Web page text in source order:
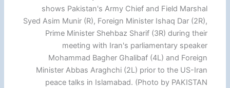
shows Pakistan's Army Chief and Field Marshal
Syed Asim Munir (R), Foreign Minister Ishaq Dar (2R),
Prime Minister Shehbaz Sharif (3R) during their
meeting with Iran's parliamentary speaker
Mohammad Bagher Ghalibaf (4L) and Foreign
Minister Abbas Araghchi (2L) prior to the US-Iran
peace talks in Islamabad. (Photo by PAKISTAN